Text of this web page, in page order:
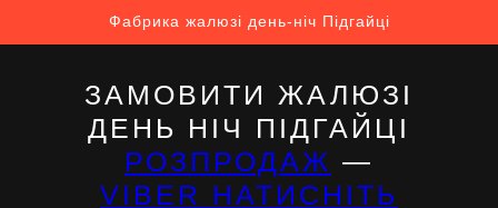
Фабрика жалюзі день-ніч Підгайці
ЗАМОВИТИ ЖАЛЮЗІ
ДЕНЬ НІЧ ПІДГАЙЦІ
РОЗПРОДАЖ —
VIBER НАТИСНІТЬ